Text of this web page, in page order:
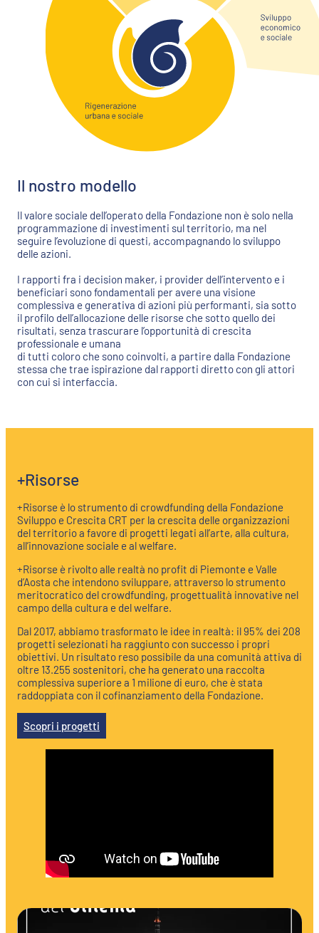
Il nostro modello
Il valore sociale dell’operato della Fondazione non è solo nella
programmazione di investimenti sul territorio, ma nel
seguire l’evoluzione di questi, accompagnando lo sviluppo
delle azioni.
I rapporti fra i decision maker, i provider dell’intervento e i
beneficiari sono fondamentali per avere una visione
complessiva e generativa di azioni più performanti, sia sotto
il profilo dell’allocazione delle risorse che sotto quello dei
risultati, senza trascurare l’opportunità di crescita
professionale e umana
di tutti coloro che sono coinvolti, a partire dalla Fondazione
stessa che trae ispirazione dal rapporti diretto con gli attori
con cui si interfaccia.
+Risorse
+Risorse è lo strumento di crowdfunding della Fondazione
Sviluppo e Crescita CRT per la crescita delle organizzazioni
del territorio a favore di progetti legati all’arte, alla cultura,
all’innovazione sociale e al welfare.
+Risorse è rivolto alle realtà no profit di Piemonte e Valle
d’Aosta che intendono sviluppare, attraverso lo strumento
meritocratico del crowdfunding, progettualità innovative nel
campo della cultura e del welfare.
Dal 2017, abbiamo trasformato le idee in realtà: il 95% dei 208
progetti selezionati ha raggiunto con successo i propri
obiettivi. Un risultato reso possibile da una comunità attiva di
oltre 13.255 sostenitori, che ha generato una raccolta
complessiva superiore a 1 milione di euro, che è stata
raddoppiata con il cofinanziamento della Fondazione.
Scopri i progetti